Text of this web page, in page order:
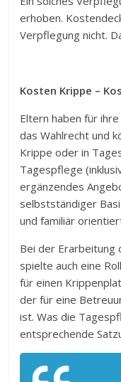
erhoben.
Verpflegung nicht.
Kosten Krippe –
Eltern haben für
das Wahlrecht und
Krippe oder in
Tagespflege
ergänzendes
selbstständiger
und familiär
Bei der Erarbeitung
spielte auch eine
für einen
der für eine
ist. Was die
entsprechende